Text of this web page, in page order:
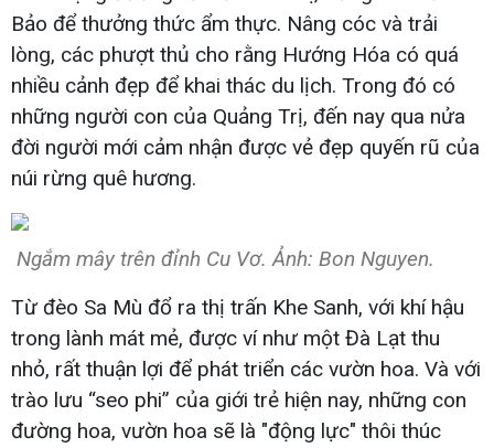
Bảo để thưởng thức ẩm thực. Nâng cóc và trải
lòng, các phượt thủ cho rằng Hướng Hóa có quá
nhiều cảnh đẹp để khai thác du lịch. Trong đó có
những người con của Quảng Trị, đến nay qua nửa
đời người mới cảm nhận được vẻ đẹp quyến rũ của
núi rừng quê hương.
Ngắm mây trên đỉnh Cu Vơ. Ảnh: Bon Nguyen.
Từ đèo Sa Mù đổ ra thị trấn Khe Sanh, với khí hậu
trong lành mát mẻ, được ví như một Đà Lạt thu
nhỏ, rất thuận lợi để phát triển các vườn hoa. Và với
trào lưu “seo phi” của giới trẻ hiện nay, những con
đường hoa, vườn hoa sẽ là "động lực" thôi thúc